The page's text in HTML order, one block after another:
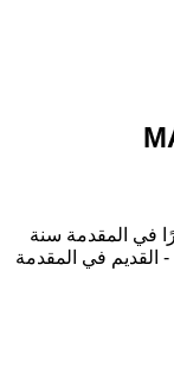
في المقدمة سنة
- القديم في المقدمة